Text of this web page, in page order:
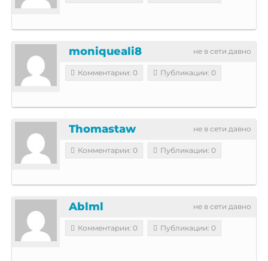
не в сети давно
moniqueali8
Комментарии: 0 Публикации: 0
не в сети давно
Thomastaw
Комментарии: 0 Публикации: 0
не в сети давно
Ablml
Комментарии: 0 Публикации: 0